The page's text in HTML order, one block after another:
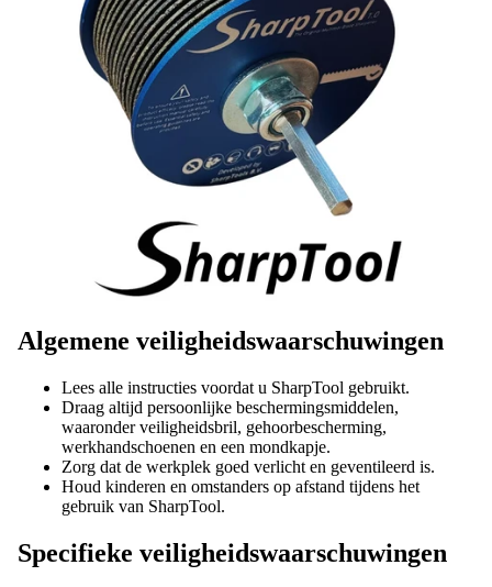
Algemene veiligheidswaarschuwingen
Lees alle instructies voordat u SharpTool gebruikt.
Draag altijd persoonlijke beschermingsmiddelen,
waaronder veiligheidsbril, gehoorbescherming,
werkhandschoenen en een mondkapje.
Zorg dat de werkplek goed verlicht en geventileerd is.
Houd kinderen en omstanders op afstand tijdens het
gebruik van SharpTool.
Specifieke veiligheidswaarschuwingen